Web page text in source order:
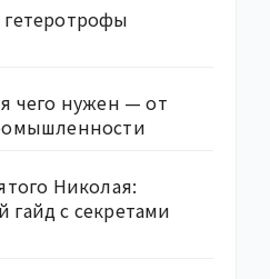
чего нужен — от
Николая:
с секретами